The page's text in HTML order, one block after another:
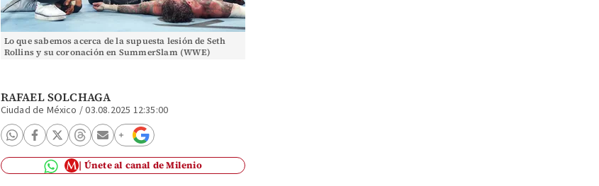
Lo que sabemos acerca de la supuesta lesión de Seth
Rollins y su coronación en SummerSlam (WWE)
RAFAEL SOLCHAGA
Ciudad de México /03.08.2025 12:35:00
Únete al canal de Milenio